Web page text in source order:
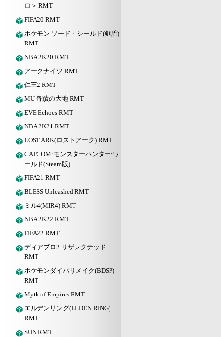
ロ＞ RMT
FIFA20 RMT
ポケモン ソード・シールド(剣盾)
RMT
NBA 2K20 RMT
アークナイツ RMT
仁王2 RMT
MU 奇蹟の大地 RMT
EVE Echoes RMT
NBA 2K21 RMT
LOST ARK(ロストアーク) RMT
CAPCOM:モンスターハンター:ワ
ールド(Steam版)
FIFA21 RMT
BLESS Unleashed RMT
ミル4(MIR4) RMT
NBA 2K22 RMT
FIFA22 RMT
ディアブロ2 リザレクテッド
RMT
ポケモンダイパリメイク(BDSP)
RMT
Myth of Empires RMT
エルデンリング(ELDEN RING)
RMT
SUN RMT